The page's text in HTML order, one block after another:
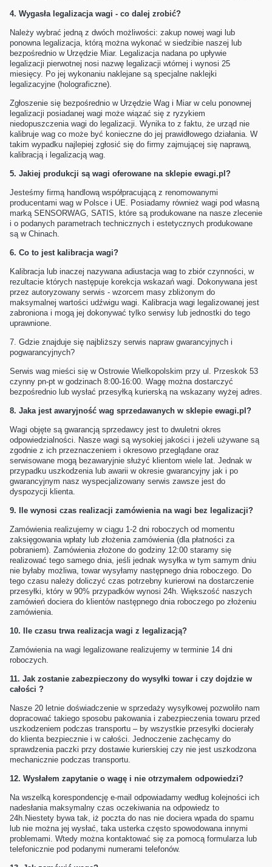
4. Wygasła legalizacja wagi - co dalej zrobić?
Należy wybrać jedną z dwóch możliwości: zakup nowej wagi lub
ponowna legalizacja, którą można wykonać w siedzibie naszej lub
bezpośrednio w Urzędzie Miar. Legalizacja nadana po upływie
legalizacji pierwotnej nosi nazwę legalizacji wtórnej i wynosi 25
miesięcy. Po jej wykonaniu naklejane są specjalne naklejki
legalizacyjne (holograficzne).
Zgłoszenie się bezpośrednio w Urzędzie Wag i Miar w celu ponownej
legalizacji posiadanej wagi może wiązać się z ryzykiem
niedopuszczenia wagi do legalizacji. Wynika to z faktu, że urząd nie
kalibruje wag co może być konieczne do jej prawidłowego działania. W
takim wypadku najlepiej zgłosić się do firmy zajmującej się naprawą,
kalibracją i legalizacją wag.
5. Jakiej produkcji są wagi oferowane na sklepie ewagi.pl?
Jesteśmy firmą handlową współpracującą z renomowanymi
producentami wag w Polsce i UE. Posiadamy również wagi pod własną
marką SENSORWAG, SATIS, które są produkowane na nasze zlecenie
i o podanych parametrach technicznych i estetycznych produkowane
są w Chinach.
6. Co to jest kalibracja wagi?
Kalibracja lub inaczej nazywana adiustacja wag to zbiór czynności, w
rezultacie których następuje korekcja wskazań wagi. Dokonywana jest
przez autoryzowany serwis - wzorcem masy zbliżonym do
maksymalnej wartości udźwigu wagi. Kalibracja wagi legalizowanej jest
zabroniona i mogą jej dokonywać tylko serwisy lub jednostki do tego
uprawnione.
7. Gdzie znajduje się najbliższy serwis napraw gwarancyjnych i
pogwarancyjnych?
Serwis wag mieści się w Ostrowie Wielkopolskim przy ul. Przeskok 53
czynny pn-pt w godzinach 8:00-16:00. Wagę można dostarczyć
bezpośrednio lub wysłać przesyłką kurierską na wskazany wyżej adres.
8. Jaka jest awaryjność wag sprzedawanych w sklepie ewagi.pl?
Wagi objęte są gwarancją sprzedawcy jest to dwuletni okres
odpowiedzialności. Nasze wagi są wysokiej jakości i jeżeli używane są
zgodnie z ich przeznaczeniem i okresowo przeglądane oraz
serwisowane mogą bezawaryjnie służyć klientom wiele lat. Jednak w
przypadku uszkodzenia lub awarii w okresie gwarancyjny jak i po
gwarancyjnym nasz wyspecjalizowany serwis zawsze jest do
dyspozycji klienta.
9. Ile wynosi czas realizacji zamówienia na wagi bez legalizacji?
Zamówienia realizujemy w ciągu 1-2 dni roboczych od momentu
zaksięgowania wpłaty lub złożenia zamówienia (dla płatności za
pobraniem). Zamówienia złożone do godziny 12:00 staramy się
realizować tego samego dnia, jeśli jednak wysyłka w tym samym dniu
nie byłaby możliwa, towar wysyłamy następnego dnia roboczego. Do
tego czasu należy doliczyć czas potrzebny kurierowi na dostarczenie
przesyłki, który w 90% przypadków wynosi 24h. Większość naszych
zamówień dociera do klientów następnego dnia roboczego po złożeniu
zamówienia.
10. Ile czasu trwa realizacja wagi z legalizacją?
Zamówienia na wagi legalizowane realizujemy w terminie 14 dni
roboczych.
11. Jak zostanie zabezpieczony do wysyłki towar i czy dojdzie w
całości ?
Nasze 20 letnie doświadczenie w sprzedaży wysyłkowej pozwoliło nam
dopracować takiego sposobu pakowania i zabezpieczenia towaru przed
uszkodzeniem podczas transportu – by wszystkie przesyłki docierały
do klienta bezpiecznie i w całości. Jednoczenie zachęcamy do
sprawdzenia paczki przy dostawie kurierskiej czy nie jest uszkodzona
mechanicznie podczas transportu.
12. Wysłałem zapytanie o wagę i nie otrzymałem odpowiedzi?
Na wszelką korespondencję e-mail odpowiadamy według kolejności ich
nadesłania maksymalny czas oczekiwania na odpowiedz to
24h.Niestety bywa tak, iż poczta do nas nie dociera wpada do spamu
lub nie można jej wysłać, taka usterka często spowodowana innymi
problemami. Wtedy można kontaktować się za pomocą formularza lub
telefonicznie pod podanymi numerami telefonów.